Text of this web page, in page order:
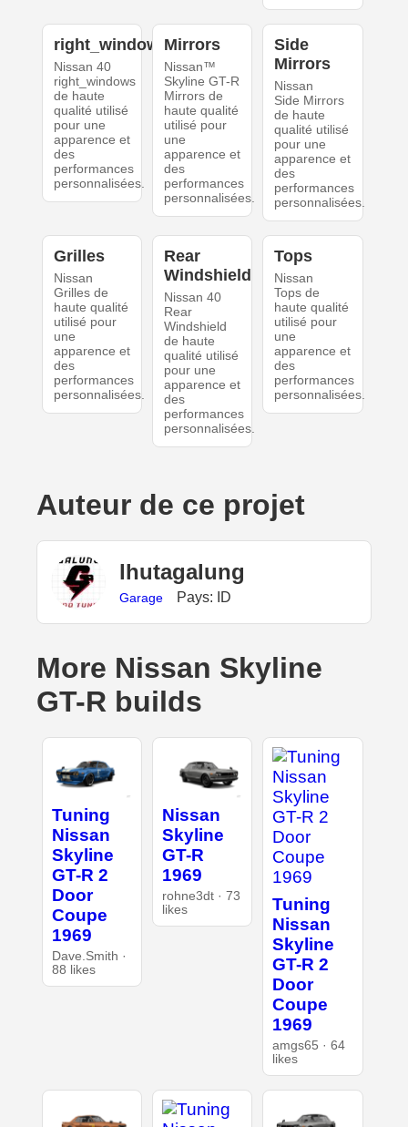
right_windows
Nissan 40
right_windows
de haute
qualité utilisé
pour une
apparence et
des
performances
personnalisées.
Mirrors
Nissan™
Skyline GT-R
Mirrors de
haute qualité
utilisé pour
une
apparence et
des
performances
personnalisées.
Side
Mirrors
Nissan
Side Mirrors
de haute
qualité utilisé
pour une
apparence et
des
performances
personnalisées.
Grilles
Nissan
Grilles de
haute qualité
utilisé pour
une
apparence et
des
performances
personnalisées.
Rear
Windshield
Nissan 40
Rear
Windshield
de haute
qualité utilisé
pour une
apparence et
des
performances
personnalisées.
Tops
Nissan
Tops de
haute qualité
utilisé pour
une
apparence et
des
performances
personnalisées.
Auteur de ce projet
lhutagalung
Garage Pays: ID
More Nissan Skyline
GT-R builds
Tuning
Nissan
Skyline
GT-R 2
Door
Coupe
1969
Dave.Smith ·
88 likes
Nissan
Skyline
GT-R
1969
rohne3dt · 73
likes
Tuning
Nissan
Skyline
GT-R 2
Door
Coupe
1969
amgs65 · 64
likes